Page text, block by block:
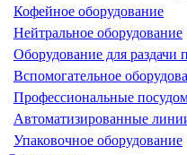
Кофейное оборудование
Нейтральное оборудование
Оборудование для раздачи
Вспомогательное
Профессиональные
Автоматизированные
Упаковочное оборудование